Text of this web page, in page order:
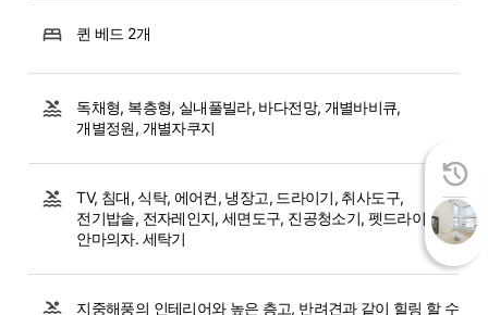
퀸 베드 2개
독채형, 복층형, 실내풀빌라, 바다전망, 개별바비큐,
개별정원, 개별자쿠지
TV, 침대, 식탁, 에어컨, 냉장고, 드라이기, 취사도구,
전기밥솥, 전자레인지, 세면도구, 진공청소기, 펫드라이룸,
안마의자. 세탁기
지중해풍의 인테리어와 높은 층고, 반려견과 같이 힐링 할 수